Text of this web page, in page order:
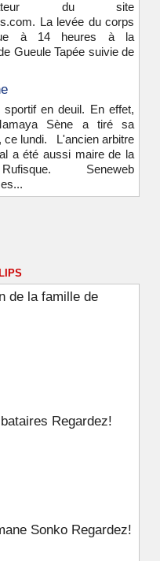
du site
La levée du corps
à 14 heures à la
Gueule Tapée suivie de
sportif en deuil. En effet,
Sène a tiré sa
ce lundi. L'ancien arbitre
a été aussi maire de la
Seneweb
de la famille de
Regardez!
Sonko Regardez!